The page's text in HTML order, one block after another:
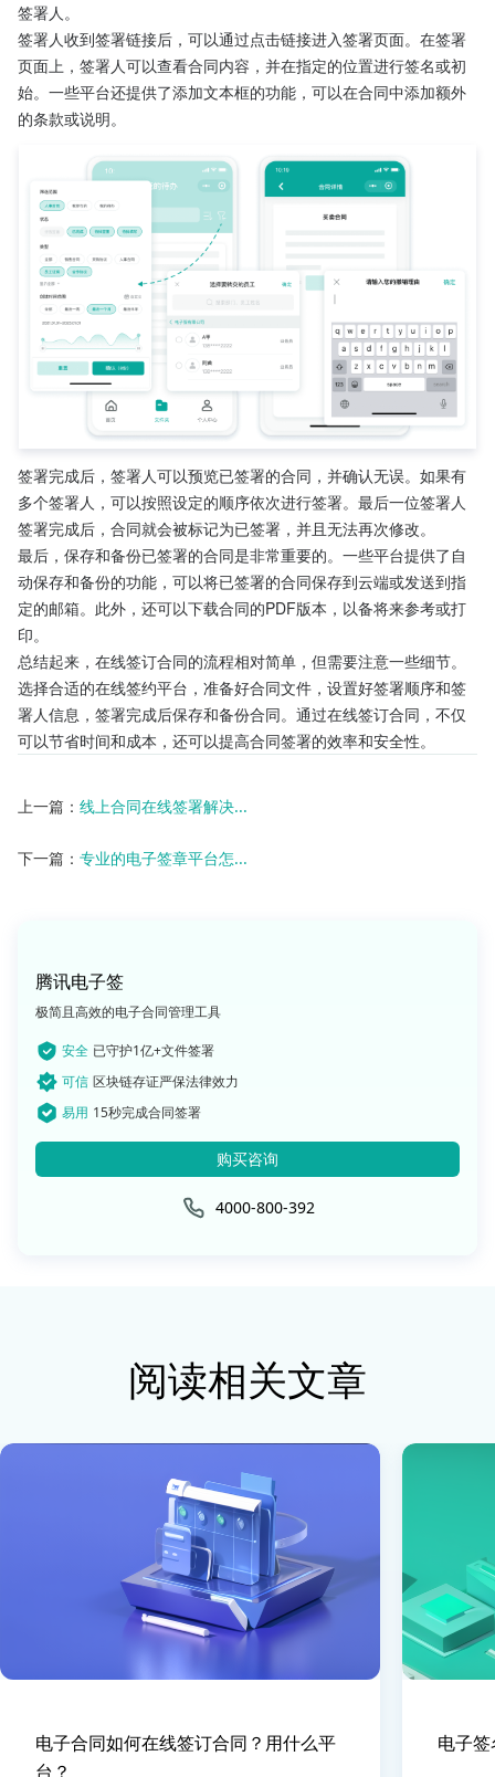
签署人。
签署人收到签署链接后，可以通过点击链接进入签署页面。在签署
页面上，签署人可以查看合同内容，并在指定的位置进行签名或初
始。一些平台还提供了添加文本框的功能，可以在合同中添加额外
的条款或说明。
签署完成后，签署人可以预览已签署的合同，并确认无误。如果有
多个签署人，可以按照设定的顺序依次进行签署。最后一位签署人
签署完成后，合同就会被标记为已签署，并且无法再次修改。
最后，保存和备份已签署的合同是非常重要的。一些平台提供了自
动保存和备份的功能，可以将已签署的合同保存到云端或发送到指
定的邮箱。此外，还可以下载合同的PDF版本，以备将来参考或打
印。
总结起来，在线签订合同的流程相对简单，但需要注意一些细节。
选择合适的在线签约平台，准备好合同文件，设置好签署顺序和签
署人信息，签署完成后保存和备份合同。通过在线签订合同，不仅
可以节省时间和成本，还可以提高合同签署的效率和安全性。
上一篇： 线上合同在线签署解决...
下一篇： 专业的电子签章平台怎...
腾讯电子签
极简且高效的电子合同管理工具
安全 已守护1亿+文件签署
可信 区块链存证严保法律效力
易用 15秒完成合同签署
购买咨询
4000-800-392
阅读相关文章
电子合同如何在线签订合同？用什么平
台？
电子